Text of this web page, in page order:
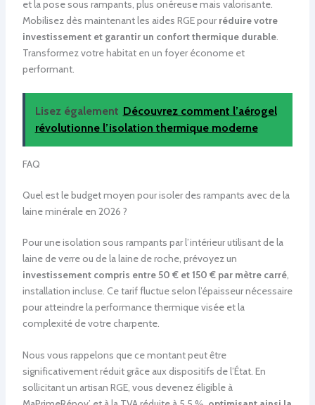
et la pose sous rampants, plus onéreuse mais valorisante.
Mobilisez dès maintenant les aides RGE pour réduire votre
investissement et garantir un confort thermique durable.
Transformez votre habitat en un foyer économe et
performant.
Lisez également Découvrez comment l’aérogel
révolutionne l’isolation thermique moderne
FAQ
Quel est le budget moyen pour isoler des rampants avec de la
laine minérale en 2026 ?
Pour une isolation sous rampants par l’intérieur utilisant de la
laine de verre ou de la laine de roche, prévoyez un
investissement compris entre 50 € et 150 € par mètre carré,
installation incluse. Ce tarif fluctue selon l’épaisseur nécessaire
pour atteindre la performance thermique visée et la
complexité de votre charpente.
Nous vous rappelons que ce montant peut être
significativement réduit grâce aux dispositifs de l’État. En
sollicitant un artisan RGE, vous devenez éligible à